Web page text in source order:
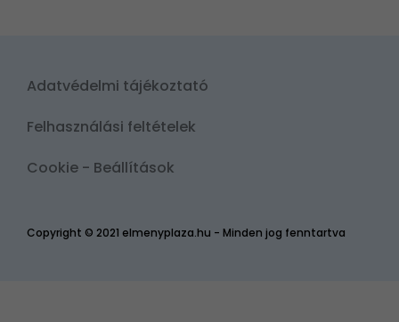
Copyright © 2021 elmenyplaza.hu - Minden jog fenntartva
Adatvédelmi tájékoztató
Felhasználási feltételek
Cookie - Beállítások